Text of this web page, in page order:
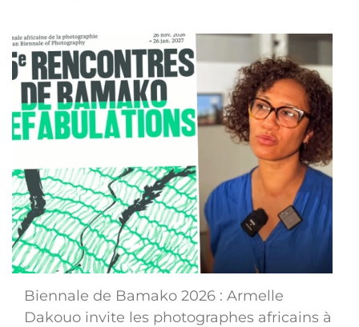
Biennale de Bamako 2026 : Armelle
Dakouo invite les photographes africains à